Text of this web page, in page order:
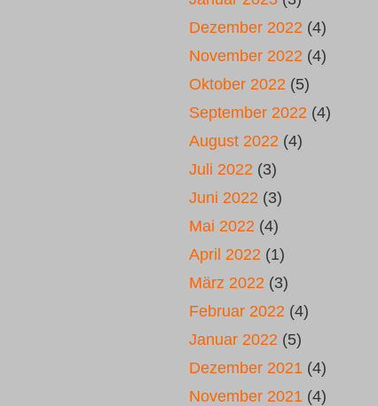
Dezember 2022 (4)
November 2022 (4)
Oktober 2022 (5)
September 2022 (4)
August 2022 (4)
Juli 2022 (3)
Juni 2022 (3)
Mai 2022 (4)
April 2022 (1)
März 2022 (3)
Februar 2022 (4)
Januar 2022 (5)
Dezember 2021 (4)
November 2021 (4)